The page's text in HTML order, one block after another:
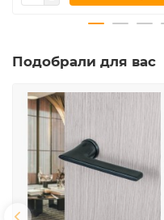
Подобрали для вас